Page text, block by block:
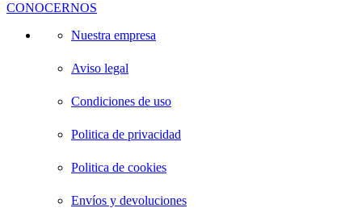
CONOCERNOS
Nuestra empresa
Aviso legal
Condiciones de uso
Politica de privacidad
Politica de cookies
Envíos y devoluciones